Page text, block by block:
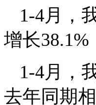
1-4月，
增长
1-4月，
去年同期